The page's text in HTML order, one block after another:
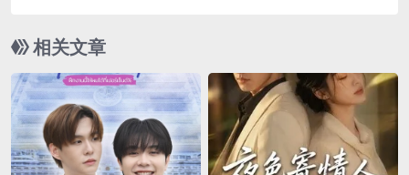
相关文章